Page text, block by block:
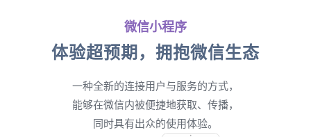
微信小程序
体验超预期，拥抱微信生态
一种全新的连接用户与服务的方式，
能够在微信内被便捷地获取、传播，
同时具有出众的使用体验。